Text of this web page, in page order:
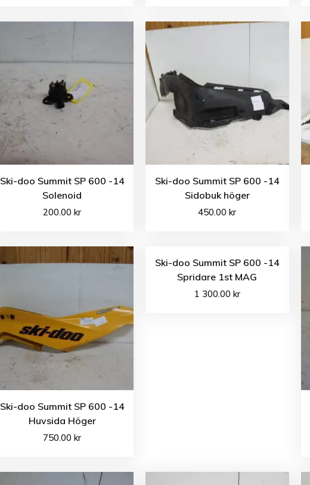
Ski-doo Summit SP 600 -14
Solenoid
200.00kr
Ski-doo Summit SP 600 -14
Sidobuk höger
450.00kr
Ski-doo Summit SP 600 -14
Huvsida Höger
750.00kr
Ski-doo Summit SP 600 -14
Spridare 1st MAG
1 300.00 kr